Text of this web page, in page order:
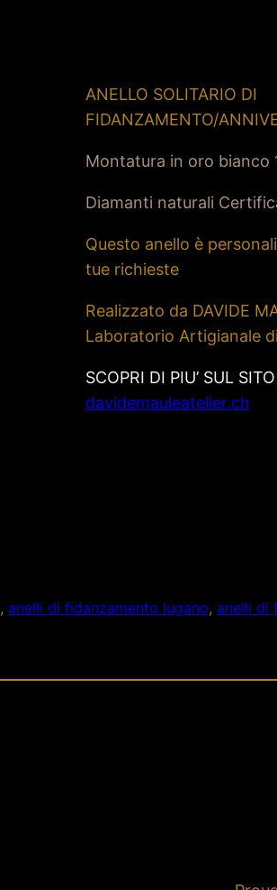
ANELLO SOLITARIO DI
FIDANZAMENTO/
Montatura in oro bianco
Diamanti naturali
Questo anello è
tue richieste
Realizzato da DAVIDE
Laboratorio Artigianale
SCOPRI DI PIU’ SUL
davidemauleatelier.ch
, anelli di fidanzamento lugano, anelli di